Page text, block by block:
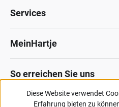
Services
MeinHartje
So erreichen Sie uns
Datenschutz Impressum
Diese Website verwendet
Erfahrung bieten zu